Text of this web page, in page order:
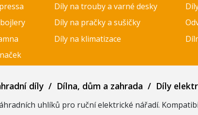
Díly na trouby a varné desky
Díly na pračky a sušičky
Díly na klimatizace
díly/ Dílna, dům a zahrada / Díly
uhlíků pro ruční elektrické nářadí.